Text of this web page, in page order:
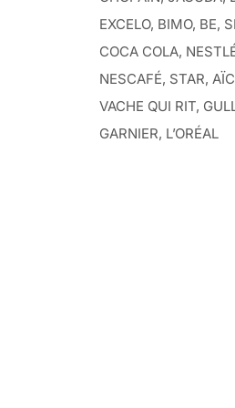
EXCELO, BIMO, BE,
COCA COLA,
NESCAFÉ, STAR,
VACHE QUI RIT,
GARNIER, L’ORÉAL